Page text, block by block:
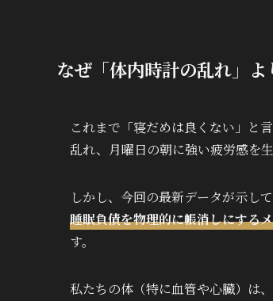
なぜ「体内時計の乱れ」
これまで「寝だめは良くない」と
乱れ、月曜日の朝に強い疲労感を
しかし、今回の最新データが示して
睡眠負債を物理的に帳消しにする
す。
私たちの体（特に血管や心臓）は